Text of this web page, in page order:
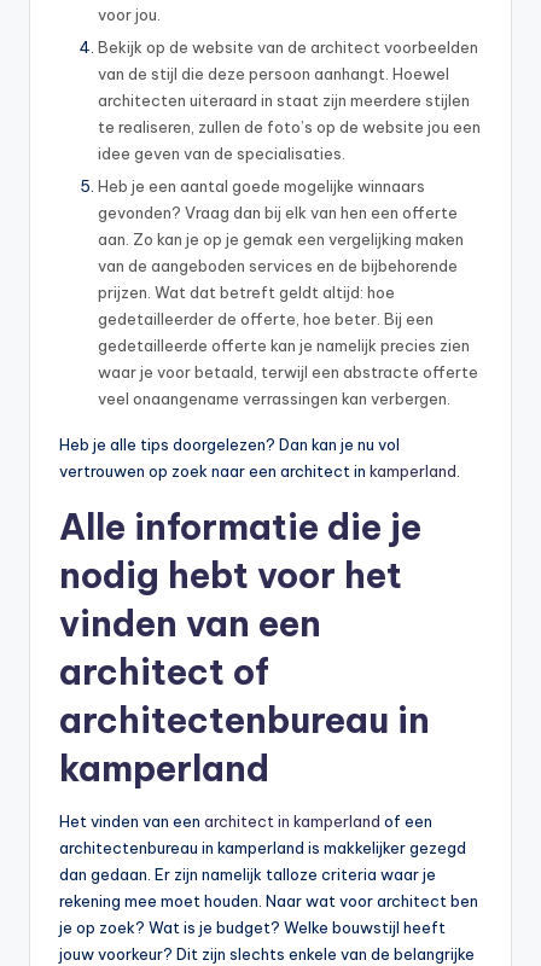
voor jou.
Bekijk op de website van de architect voorbeelden
van de stijl die deze persoon aanhangt. Hoewel
architecten uiteraard in staat zijn meerdere stijlen
te realiseren, zullen de foto’s op de website jou een
idee geven van de specialisaties.
Heb je een aantal goede mogelijke winnaars
gevonden? Vraag dan bij elk van hen een offerte
aan. Zo kan je op je gemak een vergelijking maken
van de aangeboden services en de bijbehorende
prijzen. Wat dat betreft geldt altijd: hoe
gedetailleerder de offerte, hoe beter. Bij een
gedetailleerde offerte kan je namelijk precies zien
waar je voor betaald, terwijl een abstracte offerte
veel onaangename verrassingen kan verbergen.
Heb je alle tips doorgelezen? Dan kan je nu vol
vertrouwen op zoek naar een architect in kamperland
Alle informatie die je
nodig hebt voor het
vinden van een
architect of
architectenbureau in
kamperland
Het vinden van een architect in kamperland of een
architectenbureau in kamperland is makkelijker gezegd
dan gedaan. Er zijn namelijk talloze criteria waar je
rekening mee moet houden. Naar wat voor architect ben
je op zoek? Wat is je budget? Welke bouwstijl heeft
jouw voorkeur? Dit zijn slechts enkele van de belangrijke